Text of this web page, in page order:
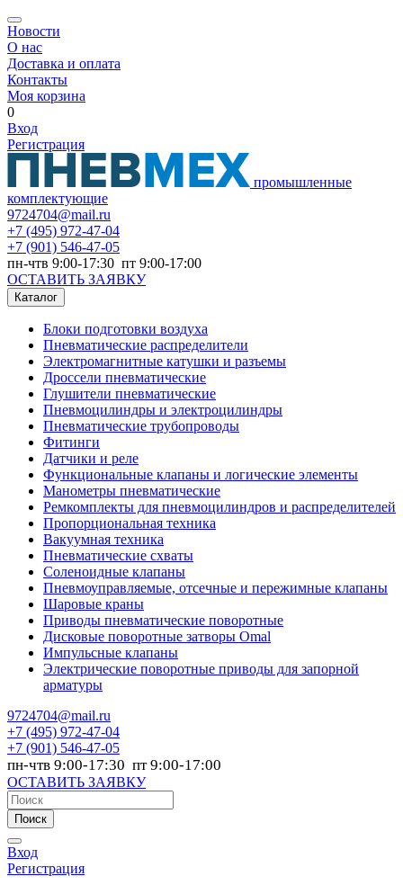
Новости
О нас
Доставка и оплата
Контакты
Моя корзина
0
Вход
Регистрация
промышленные
комплектующие
9724704@mail.ru
+7 (495) 972-47-04
+7 (901) 546-47-05
пн-чтв 9:00-17:30 пт 9:00-17:00
ОСТАВИТЬ ЗАЯВКУ
Каталог
Блоки подготовки воздуха
Пневматические распределители
Электромагнитные катушки и разъемы
Дроссели пневматические
Глушители пневматические
Пневмоцилиндры и электроцилиндры
Пневматические трубопроводы
Фитинги
Датчики и реле
Функциональные клапаны и логические элементы
Манометры пневматические
Ремкомплекты для пневмоцилиндров и распределителей
Пропорциональная техника
Вакуумная техника
Пневматические схваты
Соленоидные клапаны
Пневмоуправляемые, отсечные и пережимные клапаны
Шаровые краны
Приводы пневматические поворотные
Дисковые поворотные затворы Omal
Импульсные клапаны
Электрические поворотные приводы для запорной
арматуры
9724704@mail.ru
+7 (495) 972-47-04
+7 (901) 546-47-05
пн-чтв 9:00-17:30 пт 9:00-17:00
ОСТАВИТЬ ЗАЯВКУ
Поиск
Вход
Регистрация